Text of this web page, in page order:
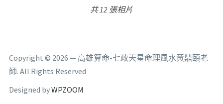
共 6 張相片
Copyright © 2026 — 高雄算命-七政天星命理風水黃鼎頤老
師. All Rights Reserved
Designed byWPZOOM